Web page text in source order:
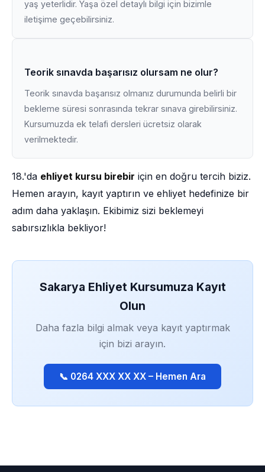
yaş yeterlidir. Yaşa özel detaylı bilgi için bizimle
iletişime geçebilirsiniz.
Teorik sınavda başarısız olursam ne olur?
Teorik sınavda başarısız olmanız durumunda belirli bir
bekleme süresi sonrasında tekrar sınava girebilirsiniz.
Kursumuzda ek telafi dersleri ücretsiz olarak
verilmektedir.
18.'da ehliyet kursu birebir için en doğru tercih biziz.
Hemen arayın, kayıt yaptırın ve ehliyet hedefinize bir
adım daha yaklaşın. Ekibimiz sizi beklemeyi
sabırsızlıkla bekliyor!
Sakarya Ehliyet Kursumuza Kayıt
Olun
Daha fazla bilgi almak veya kayıt yaptırmak
için bizi arayın.
📞 0264 XXX XX XX – Hemen Ara